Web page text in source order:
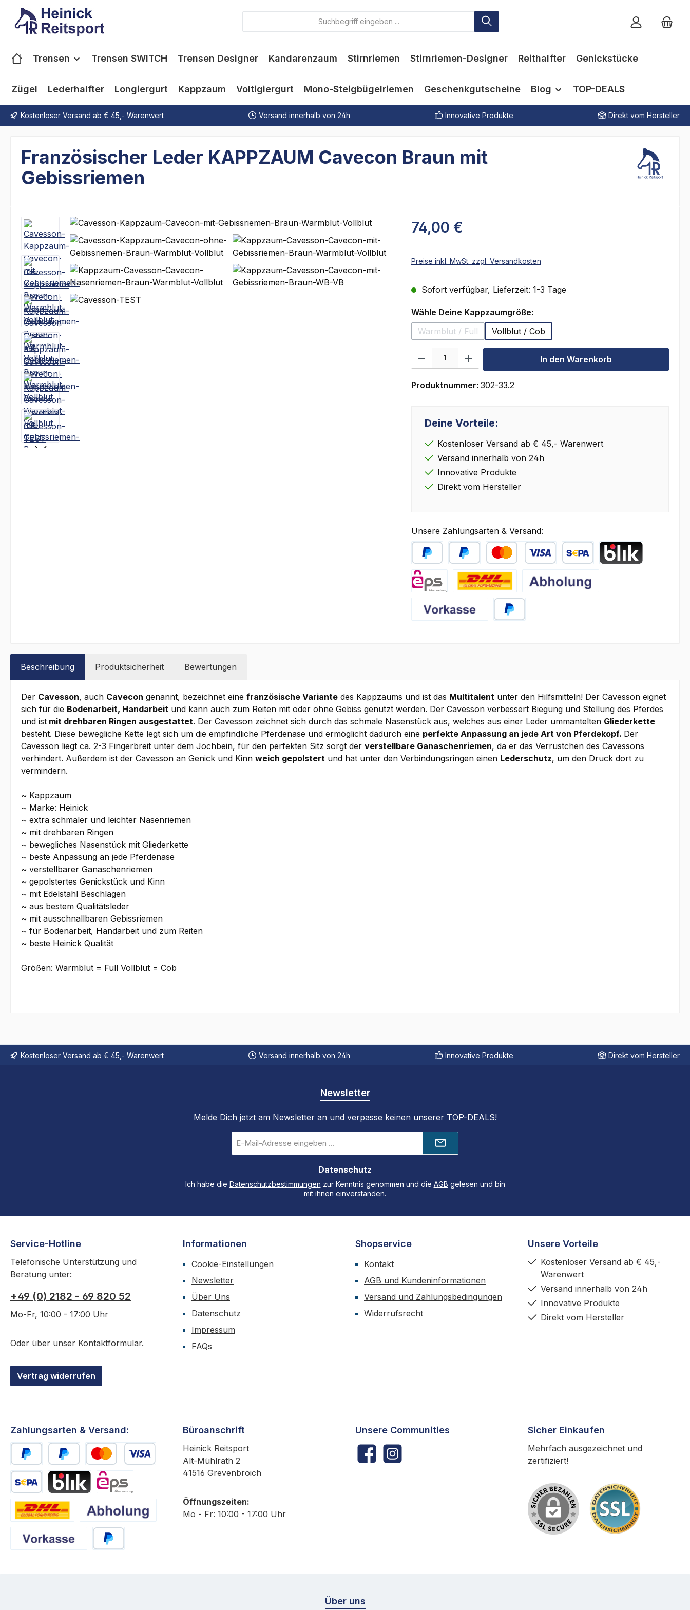
Hauptinhalt springen
Zur Suche springen
Zur Hauptnavigation springen
Trensen Trensen SWITCH Trensen Designer Kandarenzaum Stirnriemen Stirnriemen-Designer Reithalfter Genickstücke
Zügel Lederhalfter Longiergurt Kappzaum Voltigiergurt Mono-Steigbügelriemen Geschenkgutscheine Blog TOP-DEALS
Kostenloser Versand ab € 45,- Warenwert Versand innerhalb von 24h Innovative Produkte Direkt vom Hersteller
Französischer Leder KAPPZAUM Cavecon Braun mit
Gebissriemen
Bildergalerie überspringen 74,00 €
Preise inkl. MwSt. zzgl. Versandkosten
Sofort verfügbar, Lieferzeit: 1-3 Tage
Wähle Deine Kappzaumgröße:auswählen
Warmblut / Full
(Diese Option ist zurzeit nicht verfügbar.)
Vollblut / Cob
Produkt Anzahl: Gib den gewünschten Wert ein oder benutze die Schaltflächen
In den Warenkorb
Produktnummer: 302-33.2
Deine Vorteile:
Kostenloser Versand ab € 45,- Warenwert
Versand innerhalb von 24h
Innovative Produkte
Direkt vom Hersteller
Unsere Zahlungsarten & Versand:
PayPal Später BezahlenKredit- oder Debitkarte
Abholung
Beschreibung Produktsicherheit Bewertungen
Der Cavesson, auch Cavecon genannt, bezeichnet eine französische Variante des Kappzaums und ist das Multitalent unter den Hilfsmitteln! Der Cavesson eignet
sich für die Bodenarbeit, Handarbeit und kann auch zum Reiten mit oder ohne Gebiss genutzt werden. Der Cavesson verbessert Biegung und Stellung des Pferdes
und ist mit drehbaren Ringen ausgestattet. Der Cavesson zeichnet sich durch das schmale Nasenstück aus, welches aus einer Leder ummantelten Gliederkette
besteht. Diese bewegliche Kette legt sich um die empfindliche Pferdenase und ermöglicht dadurch eine perfekte Anpassung an jede Art von Pferdekopf. Der
Cavesson liegt ca. 2-3 Fingerbreit unter dem Jochbein, für den perfekten Sitz sorgt der verstellbare Ganaschenriemen, da er das Verrustchen des Cavessons
verhindert. Außerdem ist der Cavesson an Genick und Kinn weich gepolstert und hat unter den Verbindungsringen einen Lederschutz, um den Druck dort zu
vermindern.
~ Kappzaum
~ Marke: Heinick
~ extra schmaler und leichter Nasenriemen
~ mit drehbaren Ringen
~ bewegliches Nasenstück mit Gliederkette
~ beste Anpassung an jede Pferdenase
~ verstellbarer Ganaschenriemen
~ gepolstertes Genickstück und Kinn
~ mit Edelstahl Beschlägen
~ aus bestem Qualitätsleder
~ mit ausschnallbaren Gebissriemen
~ für Bodenarbeit, Handarbeit und zum Reiten
~ beste Heinick Qualität
Größen: Warmblut = Full Vollblut = Cob
Kostenloser Versand ab € 45,- Warenwert Versand innerhalb von 24h Innovative Produkte Direkt vom Hersteller
Newsletter
Melde Dich jetzt am Newsletter an und verpasse keinen unserer TOP-DEALS!
Mail-
Datenschutz
Ich habe die Datenschutzbestimmungen zur Kenntnis genommen und die AGB gelesen und bin
mit ihnen einverstanden.
Service-Hotline
Telefonische Unterstützung und
Beratung unter:
+49 (0) 2182 - 69 820 52
Mo-Fr, 10:00 - 17:00 Uhr
Oder über unser Kontaktformular.
Vertrag widerrufen
Informationen
Cookie-Einstellungen
Newsletter
Über Uns
Datenschutz
Impressum
FAQs
Shopservice
Kontakt
AGB und Kundeninformationen
Versand und Zahlungsbedingungen
Widerrufsrecht
Unsere Vorteile
Kostenloser Versand ab € 45,-
Warenwert
Versand innerhalb von 24h
Innovative Produkte
Direkt vom Hersteller
Unsere Communities
FacebookInstagram
Zahlungsarten & Versand:
PayPal Später BezahlenKredit- oder Debitkarte
SEPA Lastschrift
BLIK
Abholung
Büroanschrift
Heinick Reitsport
Alt-Mühlrath 2
41516 Grevenbroich
Öffnungszeiten:
Mo - Fr: 10:00 - 17:00 Uhr
Sicher Einkaufen
Mehrfach ausgezeichnet und
zertifiziert!
Über uns